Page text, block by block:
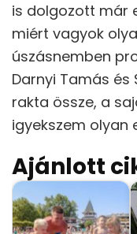
is dolgozott már
miért vagyok
úszásnemben
Darnyi Tamás
rakta össze, a
igyekszem olyan
Ajánlott